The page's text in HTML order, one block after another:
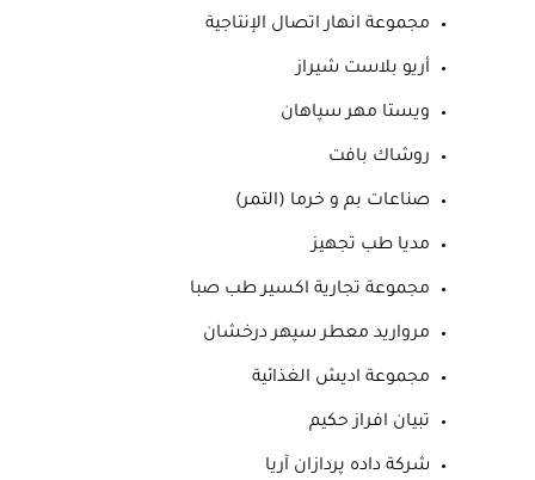
مجموعة انهار اتصال الإنتاجية
أريو بلاست شيراز
ويستا مهر سپاهان
روشاك بافت
صناعات بم و خرما (التمر)
مديا طب تجهيز
مجموعة تجارية اكسير طب صبا
مرواريد معطر سپهر درخشان
مجموعة اديش الغذائية
تبيان افراز حكيم
شركة داده پردازان آريا